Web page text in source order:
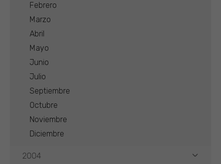
Febrero
Marzo
Abril
Mayo
Junio
Julio
Septiembre
Octubre
Noviembre
Diciembre
2004